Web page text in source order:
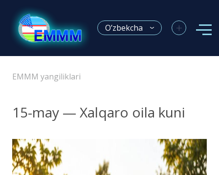
O’zbekcha +
EMMM yangiliklari
15-may — Xalqaro oila kuni